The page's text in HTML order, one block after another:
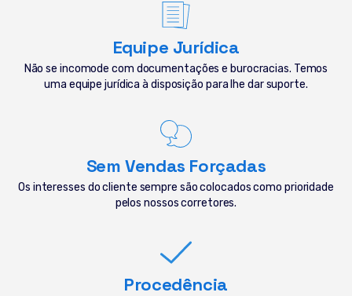
Equipe Jurídica
Não se incomode com documentações e burocracias. Temos
uma equipe jurídica à disposição para lhe dar suporte.
Sem Vendas Forçadas
Os interesses do cliente sempre são colocados como prioridade
pelos nossos corretores.
Procedência